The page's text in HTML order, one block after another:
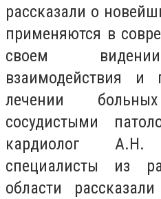
рассказали о
применяются в
своем
взаимодействия и
лечении
сосудистыми
кардиолог
специалисты из
области